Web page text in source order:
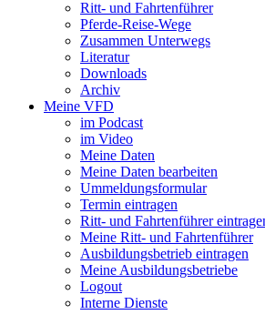
Ritt- und Fahrtenführer
Pferde-Reise-Wege
Zusammen Unterwegs
Literatur
Downloads
Archiv
Meine VFD
im Podcast
im Video
Meine Daten
Meine Daten bearbeiten
Ummeldungsformular
Termin eintragen
Ritt- und Fahrtenführer
Meine Ritt- und Fahrtenführer
Ausbildungsbetrieb eintragen
Meine Ausbildungsbetriebe
Logout
Interne Dienste